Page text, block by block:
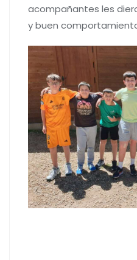
acompañantes les
y buen